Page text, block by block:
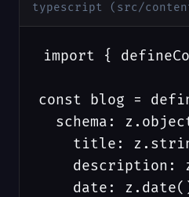
typescript (src/
import {
const blog =
schema:
title:
description:
date: